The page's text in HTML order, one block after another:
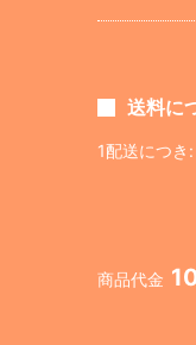
送料に
1配送につき:
商品代金